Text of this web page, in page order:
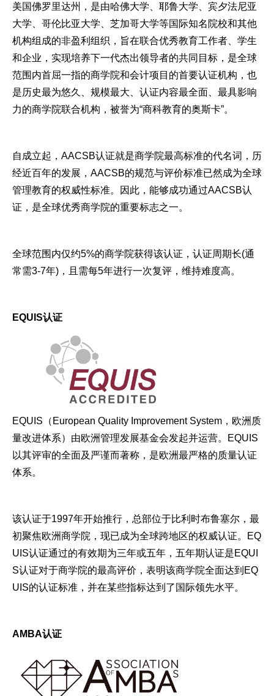
美国佛罗里达州，是由哈佛大学、耶鲁大学、宾夕法尼亚
大学、哥伦比亚大学、芝加哥大学等国际知名院校和其他
机构组成的非盈利组织，旨在联合优秀教育工作者、学生
和企业，实现培养下一代杰出领导者的共同目标，是全球
范围内首屈一指的商学院和会计项目的首要认证机构，也
是历史最为悠久、规模最大、认证内容最全面、最具影响
力的商学院联合机构，被誉为“商科教育的奥斯卡”。
自成立起，AACSB认证就是商学院最高标准的代名词，历
经近百年的发展，AACSB的规范与评价标准已然成为全球
管理教育的权威性标准。因此，能够成功通过AACSB认
证，是全球优秀商学院的重要标志之一。
全球范围内仅约5%的商学院获得该认证，认证周期长(通
常需3-7年)，且需每5年进行一次复评，维持难度高。
EQUIS认证
EQUIS（European Quality Improvement System，欧洲质
量改进体系）由欧洲管理发展基金会发起并运营。EQUIS
以其评审的全面及严谨而著称，是欧洲最严格的质量认证
体系。
该认证于1997年开始推行，总部位于比利时布鲁塞尔，最
初聚焦欧洲商学院，现已成为全球跨地区的权威认证。EQ
UIS认证通过的有效期为三年或五年，五年期认证是EQUI
S认证对于商学院的最高评价，表明该商学院全面达到EQ
UIS的认证标准，并在某些指标达到了国际领先水平。
AMBA认证